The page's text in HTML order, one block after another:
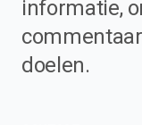
informatie,
doelen.